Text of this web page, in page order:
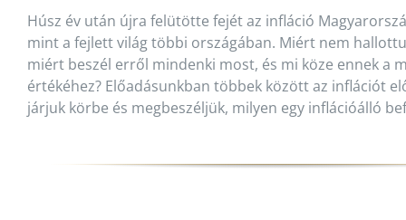
Húsz év után újra felütötte fejét az infláció
mint a fejlett világ többi országában. Miért nem
miért beszél erről mindenki most, és mi köze ennek a
értékéhez? Előadásunkban többek között az inflációt
járjuk körbe és megbeszéljük, milyen egy inflációálló